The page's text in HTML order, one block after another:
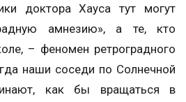
доктора Хауса тут могут
амнезию», а те, кто
– феномен ретроградного
наши соседи по Солнечной
как бы вращаться в